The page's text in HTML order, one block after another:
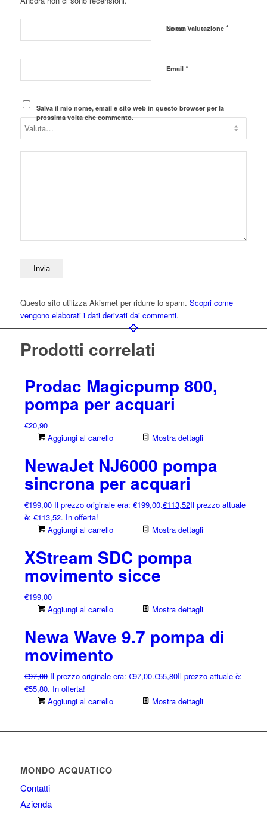
Nome*
Email *
Salva il mio nome, email e sito web in questo browser per la
prossima volta che commento.
La tua valutazione *
Questo sito utilizza Akismet per ridurre lo spam. Scopri come
vengono elaborati i dati derivati dai commenti.
Prodotti correlati
Prodac Magicpump 800,
pompa per acquari
€20,90
Aggiungi al carrello
Mostra dettagli
NewaJet NJ6000 pompa
sincrona per acquari
€199,00 Il prezzo originale era: €199,00.€113,52Il prezzo attuale
è: €113,52. In offerta!
Aggiungi al carrello
Mostra dettagli
XStream SDC pompa
movimento sicce
€199,00
Aggiungi al carrello
Mostra dettagli
Newa Wave 9.7 pompa di
movimento
€97,00 Il prezzo originale era: €97,00.€55,80Il prezzo attuale è:
€55,80. In offerta!
Aggiungi al carrello
Mostra dettagli
MONDO ACQUATICO
Contatti
Azienda